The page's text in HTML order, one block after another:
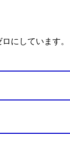
にしています。